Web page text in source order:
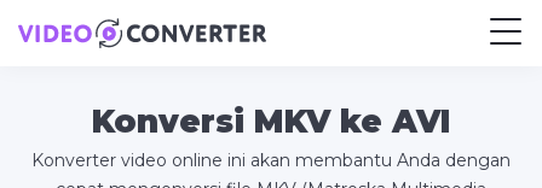
Konversi MKV ke AVI
Konverter video online ini akan membantu Anda dengan